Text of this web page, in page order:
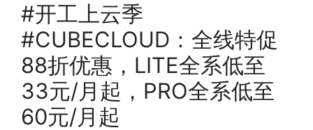
#开工上云季
#CUBECLOUD：全线特促
88折优惠，LITE全系低至
33元/月起，PRO全系低至
60元/月起